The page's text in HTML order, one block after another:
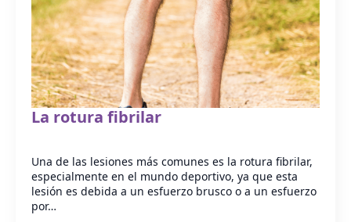
La rotura fibrilar
Una de las lesiones más comunes es la rotura fibrilar,
especialmente en el mundo deportivo, ya que esta
lesión es debida a un esfuerzo brusco o a un esfuerzo
por…